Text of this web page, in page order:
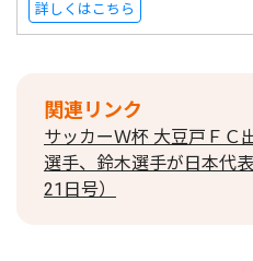
詳しくはこちら
関連リンク
サッカーＷ杯 大豆戸ＦＣ
選手、鈴木選手が日本代
21日号）